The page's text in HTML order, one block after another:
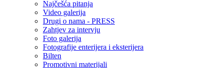
Najčešća pitanja
Video galerija
Drugi o nama - PRESS
Zahtjev za intervju
Foto galerija
Fotografije enterijera i eksterijera
Bilten
Promotivni materijali